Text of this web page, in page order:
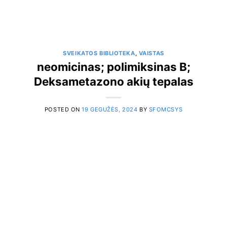
SVEIKATOS BIBLIOTEKA, VAISTAS
neomicinas; polimiksinas B;
Deksametazono akių tepalas
POSTED ON19 GEGUŽĖS, 2024 BY SFOMCSYS